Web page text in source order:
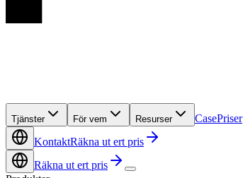
Tjänster För vem Resurser CasePriser
KontaktRäkna ut ert pris
Räkna ut ert pris